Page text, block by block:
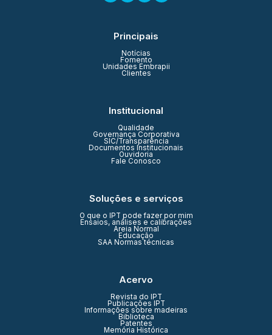
Principais
Notícias
Fomento
Unidades Embrapii
Clientes
Institucional
Qualidade
Governança Corporativa
SIC/Transparência
Documentos Institucionais
Ouvidoria
Fale Conosco
Soluções e serviços
O que o IPT pode fazer por mim
Ensaios, análises e calibrações
Areia Normal
Educação
SAA Normas técnicas
Acervo
Revista do IPT
Publicações IPT
Informações sobre madeiras
Biblioteca
Patentes
Memória Histórica